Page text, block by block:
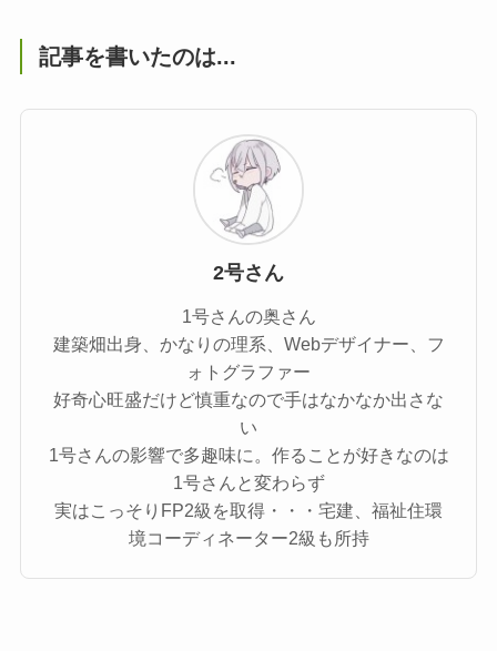
記事を書いたのは...
2号さん
1号さんの奥さん
建築畑出身、かなりの理系、Webデザイナー、フ
ォトグラファー
好奇心旺盛だけど慎重なので手はなかなか出さな
い
1号さんの影響で多趣味に。作ることが好きなのは
1号さんと変わらず
実はこっそりFP2級を取得・・・宅建、福祉住環
境コーディネーター2級も所持